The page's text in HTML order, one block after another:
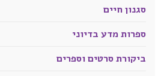
סגנון חיים
ספרות מדע בדיוני
ביקורת סרטים וספרים